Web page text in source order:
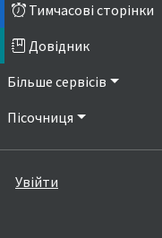
Тимчасові сторінки
Довідник
Більше сервісів
Пісочниця
Увійти